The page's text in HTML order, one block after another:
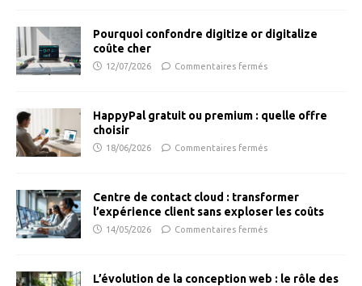
Pourquoi confondre digitize or digitalize
coûte cher
12/07/2026 Commentaires fermés
HappyPal gratuit ou premium : quelle offre
choisir
18/06/2026 Commentaires fermés
Centre de contact cloud : transformer
l’expérience client sans exploser les coûts
14/05/2026 Commentaires fermés
L’évolution de la conception web : le rôle des